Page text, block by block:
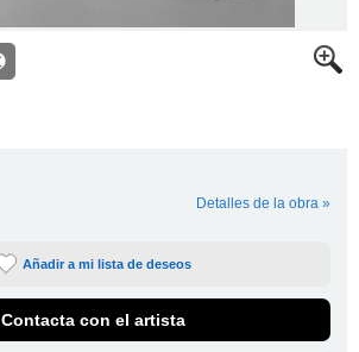
Detalles de la obra »
Añadir a mi lista de deseos
Contacta con el artista